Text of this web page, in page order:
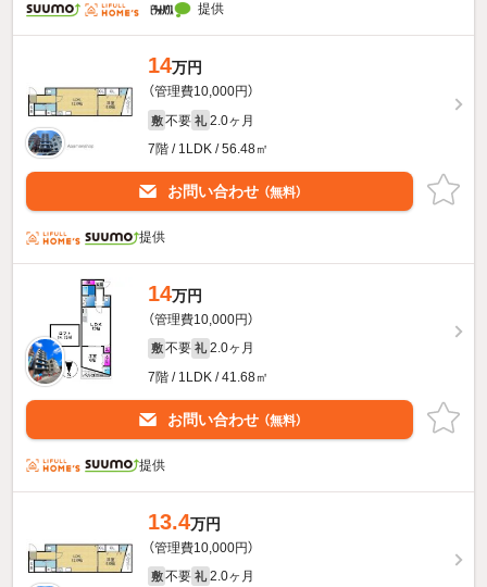
提供
14万円
（管理費10,000円）
敷 不要 礼 2.0ヶ月
7階 / 1LDK / 56.48㎡
お問い合わせ （無料）
提供
14万円
（管理費10,000円）
敷 不要 礼 2.0ヶ月
7階 / 1LDK / 41.68㎡
お問い合わせ （無料）
提供
13.4万円
（管理費10,000円）
敷 不要 礼 2.0ヶ月